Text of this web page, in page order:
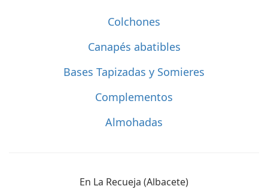
Colchones
Canapés abatibles
Bases Tapizadas y Somieres
Complementos
Almohadas
En La Recueja (Albacete)